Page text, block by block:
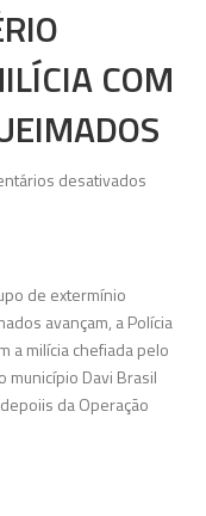
COM
desativados
da
milícia
com
dois
de extermínio
avançam, a Polícia
a milícia chefiada pelo
município Davi Brasil
da Operação